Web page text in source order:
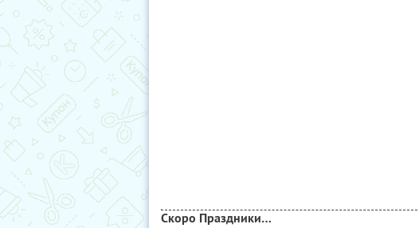
Скоро Праздники…